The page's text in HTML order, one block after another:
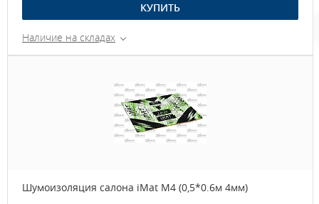
КУПИТЬ
Наличие на складах
Шумоизоляция салона iMat M4 (0,5*0.6м 4мм)